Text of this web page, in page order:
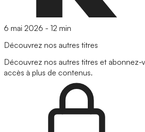
6 mai 2026 - 12 min
Découvrez nos autres titres
Découvrez nos autres titres et abonnez-
accès à plus de contenus.